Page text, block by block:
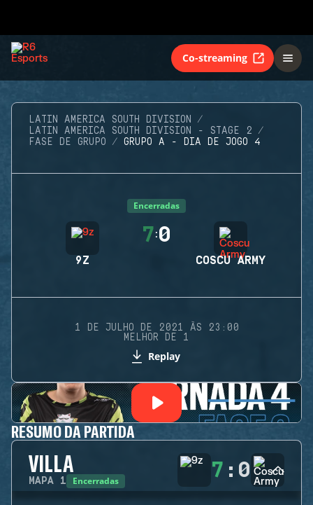
Co-streaming
LATIN AMERICA SOUTH DIVISION
LATIN AMERICA SOUTH DIVISION - STAGE 2
FASE DE GRUPO
GRUPO A - DIA DE JOGO 4
Encerradas
9Z
7:0
COSCU ARMY
1 DE JULHO DE 2021 ÀS 23:00
MELHOR DE 1
Replay
RESUMO DA PARTIDA
VILLA
MAPA 1 Encerradas 7 : 0